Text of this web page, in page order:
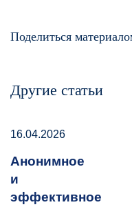
Поделиться
Другие статьи
16.04.2026
Анонимное
и
эффективное